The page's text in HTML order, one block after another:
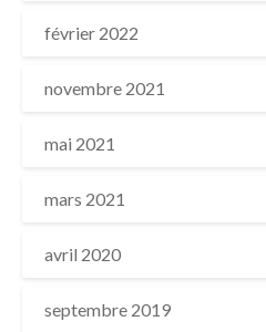
février 2022
novembre 2021
mai 2021
mars 2021
avril 2020
septembre 2019